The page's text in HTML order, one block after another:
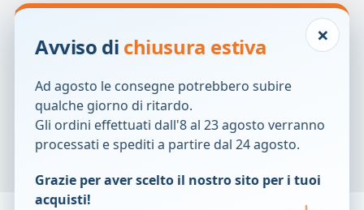
SetteBello
Classico
lubrificati con serbatoio.
Formato
Larghezza nominale: 52 mm
Confezione da 12 pezzi.
Cod.10025590
×
Avviso di chiusura estiva
Ad agosto le consegne potrebbero subire
qualche giorno di ritardo.
Gli ordini effettuati dall'8 al 23 agosto verranno
processati e spediti a partire dal 24 agosto.
Grazie per aver scelto il nostro sito per i tuoi
acquisti!